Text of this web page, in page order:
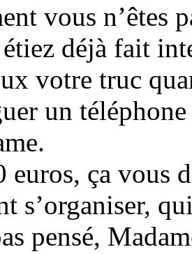
vous n’êtes
déjà fait
votre truc
un téléphone
euros, ça vous
s’organiser,
pensé,